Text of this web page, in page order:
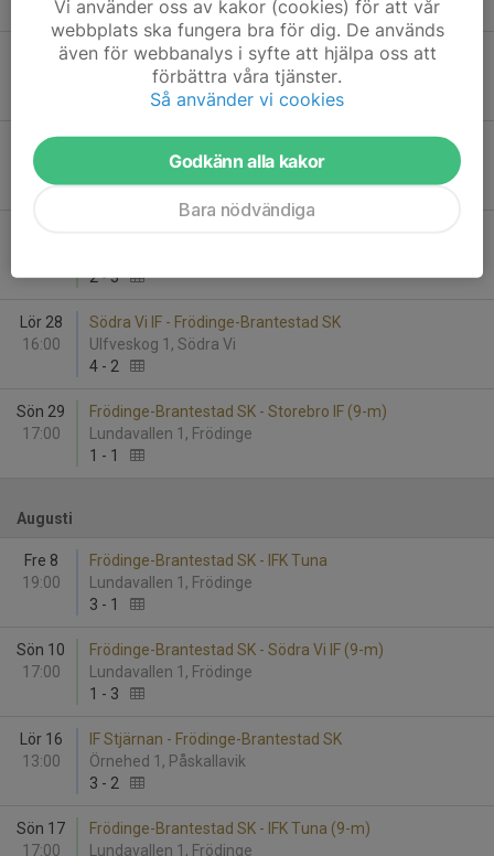
9-1
Ons 18
Frödinge-Brantestad SK - IF Hebe
Lundavallen 1, Frödinge
Mån 23
19:00
Lundavallen 1, Frödinge
0-3
2-3
Lör 28
16:00
Södra Vi IF - Frödinge-Brantestad SK
Ulfveskog 1, Södra Vi
4 - 2
Sön 29
17:00
Frödinge-Brantestad SK - Storebro IF (9-m)
Lundavallen 1, Frödinge
1 - 1
Augusti
Fre 8
19:00
Frödinge-Brantestad SK - IFK Tuna
Lundavallen 1, Frödinge
3 - 1
Sön 10
17:00
Frödinge-Brantestad SK - Södra Vi IF (9-m)
Lundavallen 1, Frödinge
1 - 3
Lör 16
13:00
IF Stjärnan - Frödinge-Brantestad SK
Örnehed 1, Påskallavik
3 - 2
Sön 17
17:00
Frödinge-Brantestad SK - IFK Tuna (9-m)
Lundavallen 1, Frödinge
Vi använder oss av kakor (cookies) för att vår
webbplats ska fungera bra för dig. De används
även för webbanalys i syfte att hjälpa oss att
förbättra våra tjänster.
Så använder vi cookies
Godkänn alla kakor
Bara nödvändiga